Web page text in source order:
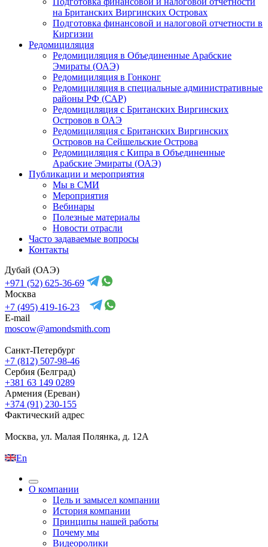
на Британских Виргинских Островах
Подготовка финансовой и налоговой отчетности в
Киргизии
Редомициляция
Редомициляция в Объединенные Арабские
Эмираты (ОАЭ)
Редомициляция в Гонконг
Редомициляция в специальные административные
районы РФ (САР)
Редомициляция с Британских Виргинских
Островов в ОАЭ
Редомициляция с Британских Виргинских
Островов на Сейшельские Острова
Редомициляция с Кипра в Объединенные
Арабские Эмираты (ОАЭ)
Публикации и мероприятия
Мы в СМИ
Мероприятия
Вебинары
Полезные материалы
Новости отрасли
Часто задаваемые вопросы
Контакты
Дубай (ОАЭ)
+971 (52) 625-36-69
Москва
+7 (495) 419-16-23
E-mail
moscow@amondsmith.com
Санкт-Петербург
+7 (812) 507-98-46
Сербия (Белград)
+381 63 149 0289
Армения (Ереван)
+374 (91) 230-155
Фактический адрес
Москва, ул. Малая Полянка, д. 12А
En
О компании
Цель и замысел компании
История компании
Принципы нашей работы
Почему мы
Видеоролики